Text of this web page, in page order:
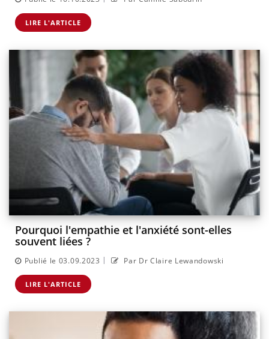
LIRE L'ARTICLE
Pourquoi l'empathie et l'anxiété sont-elles
souvent liées ?
Publié le 03.09.2023 | Par Dr Claire Lewandowski
LIRE L'ARTICLE